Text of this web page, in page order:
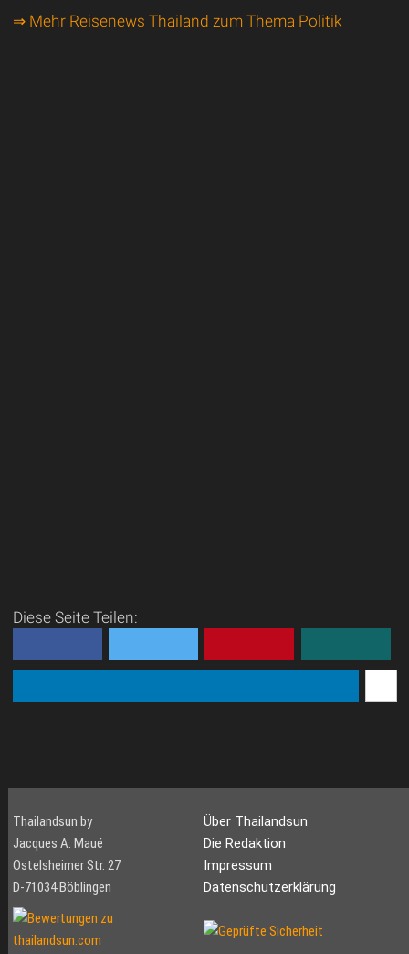
⇒ Mehr Reisenews Thailand zum Thema Politik
Diese Seite Teilen:
Thailandsun by
Jacques A. Maué
Ostelsheimer Str. 27
D-71034 Böblingen
Über Thailandsun
Die Redaktion
Impressum
Datenschutzerklärung